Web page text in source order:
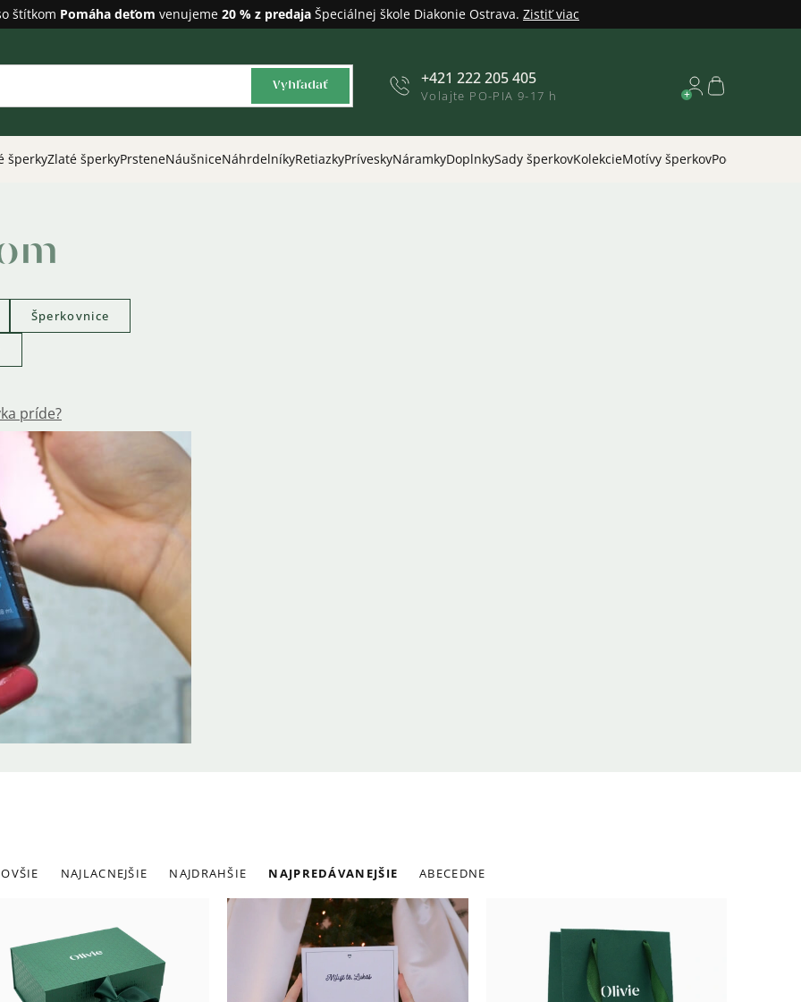
štítkom Pomáha deťom venujeme 20 % z predaja Špeciálnej škole Diakonie Ostrava. Zistiť viac
Vyhľadať +421 222 205 405
Volajte PO-PIA 9-17 h
Nákupný
šperkyZlaté šperkyPrsteneNáušniceNáhrdelníkyRetiazkyPríveskyNáramkyDoplnkySady šperkovKolekcieMotívy šperkovPodľa
príde?
Šperkovnice
NAJLACNEJŠIE NAJDRAHŠIE NAJPREDÁVANEJŠIE ABECEDNE